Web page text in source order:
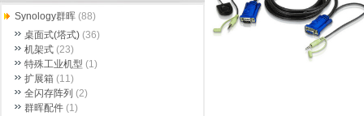
Synology群晖 (88)
桌面式(塔式) (36)
机架式 (23)
特殊工业机型 (1)
扩展箱 (11)
全闪存阵列 (2)
群晖配件 (1)